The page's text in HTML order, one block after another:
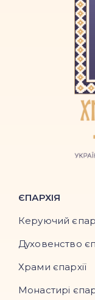
ЄПАРХІЯ
Керуючий
Духовенство
Храми єпархії
Монастирі